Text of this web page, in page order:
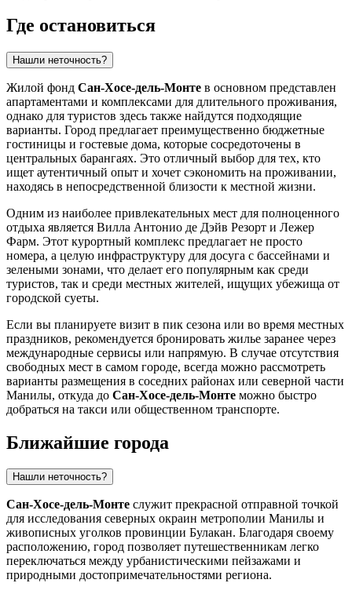
Где остановиться
Нашли неточность?
Жилой фонд Сан-Хосе-дель-Монте в основном представлен
апартаментами и комплексами для длительного проживания,
однако для туристов здесь также найдутся подходящие
варианты. Город предлагает преимущественно бюджетные
гостиницы и гостевые дома, которые сосредоточены в
центральных барангаях. Это отличный выбор для тех, кто
ищет аутентичный опыт и хочет сэкономить на проживании,
находясь в непосредственной близости к местной жизни.
Одним из наиболее привлекательных мест для полноценного
отдыха является Вилла Антонио де Дэйв Резорт и Лежер
Фарм. Этот курортный комплекс предлагает не просто
номера, а целую инфраструктуру для досуга с бассейнами и
зелеными зонами, что делает его популярным как среди
туристов, так и среди местных жителей, ищущих убежища от
городской суеты.
Если вы планируете визит в пик сезона или во время местных
праздников, рекомендуется бронировать жилье заранее через
международные сервисы или напрямую. В случае отсутствия
свободных мест в самом городе, всегда можно рассмотреть
варианты размещения в соседних районах или северной части
Манилы, откуда до Сан-Хосе-дель-Монте можно быстро
добраться на такси или общественном транспорте.
Ближайшие города
Нашли неточность?
Сан-Хосе-дель-Монте служит прекрасной отправной точкой
для исследования северных окраин метрополии Манилы и
живописных уголков провинции Булакан. Благодаря своему
расположению, город позволяет путешественникам легко
переключаться между урбанистическими пейзажами и
природными достопримечательностями региона.